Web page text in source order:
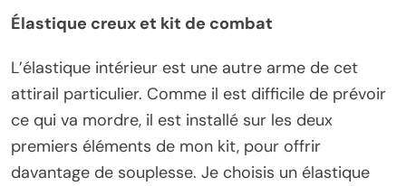
Élastique creux et kit de combat
L’élastique intérieur est une autre arme de cet
attirail particulier. Comme il est difficile de prévoir
ce qui va mordre, il est installé sur les deux
premiers éléments de mon kit, pour offrir
davantage de souplesse. Je choisis un élastique